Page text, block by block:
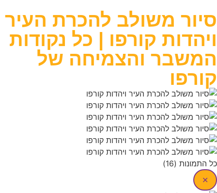
משולב להכרת העיר
קורפו | כל נקודות
והצמיחה של
(16)